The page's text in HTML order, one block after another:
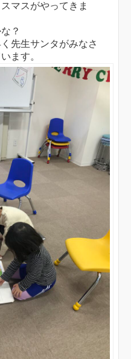
マスがやってきま
？
先生サンタがみなさ
ます。